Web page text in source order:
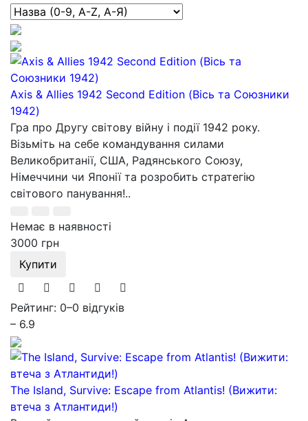
Axis & Allies 1942 Second Edition (Вісь та Союзники
1942)
Гра про Другу світову війну і події 1942 року.
Візьміть на себе командування силами
Великобританії, США, Радянського Союзу,
Німеччини чи Японії та розробить стратегію
світового панування!..
Немає в наявності
3000 грн
Купити
Рейтинг: 0–0 відгуків
– 6.9
The Island, Survive: Escape from Atlantis! (Вижити:
втеча з Атлантиди!)